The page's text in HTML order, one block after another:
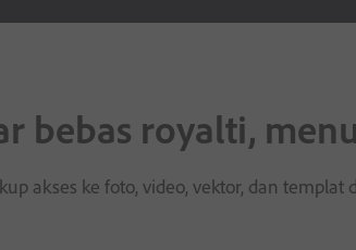
bebas royalti,
akses ke foto, video, vektor, dan templat